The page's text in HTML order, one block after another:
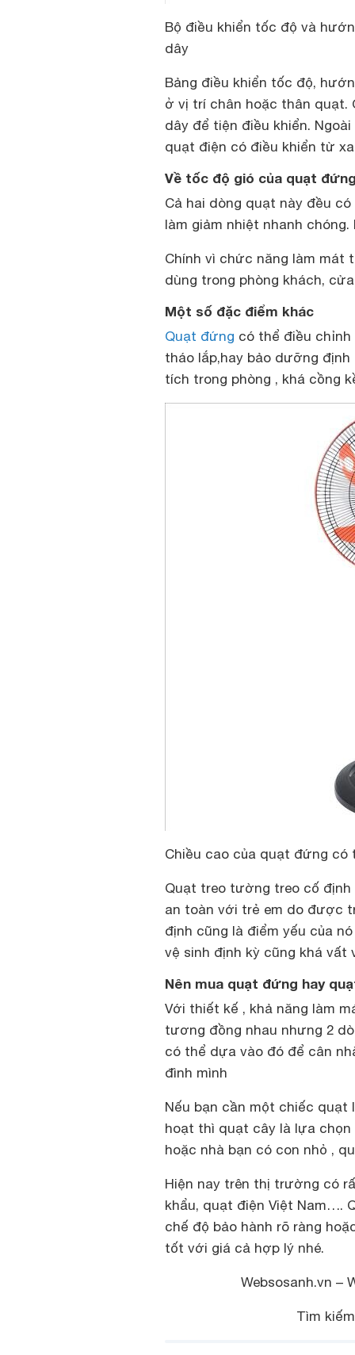
Bộ điều khiển tốc độ và
dây
Bảng điều khiển tốc độ,
ở vị trí chân hoặc thân
dây để tiện điều khiển.
quạt điện có điều khiển từ
Về tốc độ gió của quạt
Cả hai dòng quạt này đều
làm giảm nhiệt nhanh
Chính vì chức năng làm mát
dùng trong phòng khách,
Một số đặc điểm khác
Quạt đứng có thể điều
tháo lắp,hay bảo dưỡng
tích trong phòng , khá cồng
Chiều cao của quạt đứng
Quạt treo tường treo cố
an toàn với trẻ em do được
định cũng là điểm yếu của
vệ sinh định kỳ cũng khá vất
Nên mua quạt đứng hay
Với thiết kế , khả năng làm
tương đồng nhau nhưng 2
có thể dựa vào đó để cân
đình mình
Nếu bạn cần một chiếc quạt
hoạt thì quạt cây là lựa chọn
hoặc nhà bạn có con nhỏ ,
Hiện nay trên thị trường có
khẩu, quạt điện Việt Nam….
chế độ bảo hành rõ ràng
tốt với giá cả hợp lý nhé.
Websosanh.vn –
Tìm